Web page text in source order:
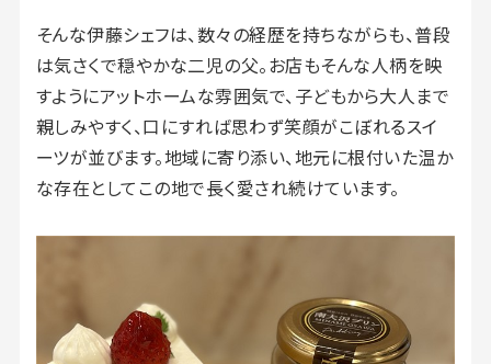
そんな伊藤シェフは、数々の経歴を持ちながらも、普段
は気さくで穏やかな二児の父。お店もそんな人柄を映
すようにアットホームな雰囲気で、子どもから大人まで
親しみやすく、口にすれば思わず笑顔がこぼれるスイ
ーツが並びます。地域に寄り添い、地元に根付いた温か
な存在としてこの地で長く愛され続けています。